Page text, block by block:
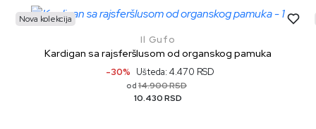
Nova kolekcija
Il Gufo
Kardigan sa rajsferšlusom od organskog pamuka
-30% Ušteda: 4.470 RSD
od 14.900 RSD
10.430 RSD